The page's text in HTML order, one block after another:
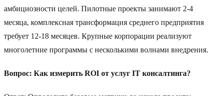
амбициозности целей. Пилотные проекты занимают 2-4
месяца, комплексная трансформация среднего предприятия
требует 12-18 месяцев. Крупные корпорации реализуют
многолетние программы с несколькими волнами внедрения.
Вопрос: Как измерить ROI от услуг IT консалтинга?